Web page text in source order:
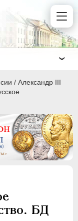
/ Александр III
БД